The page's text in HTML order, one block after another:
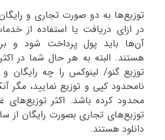
توزیع‌ها به دو صورت تجاری و
در ازای دریافت یا استفاده از
آن‌ها باید پول پرداخت شود و
هستند. البته به هر حال شما در
توزیع گنو/ لینوکس را چه رایگان
نامحدود کپی و توزیع نمایید، مگر
محدود کرده باشد. اکثر توزیع‌های
توزیع‌های تجاری بصورت رایگان از
دانلود هستند.